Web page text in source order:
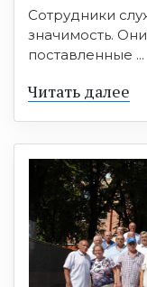
Сотрудники
значимость.
поставленные ...
Читать далее